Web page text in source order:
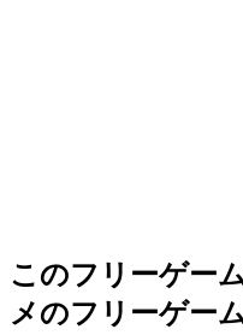
このフリーゲー
メのフリーゲー